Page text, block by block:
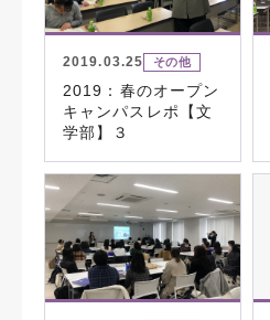
2019.03.25 その他
2019：春のオープン
キャンパスレポ【文
学部】３